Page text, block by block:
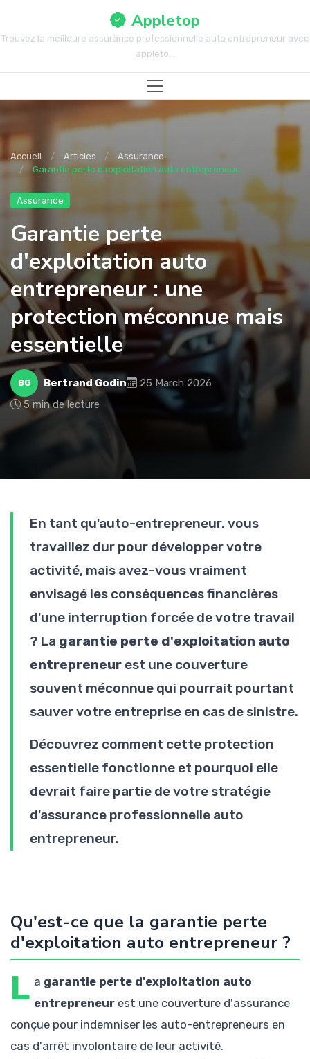
Appletop
Trouvez la meilleure assurance professionnelle auto entrepreneur avec
appleto...
Accueil Articles
Assurance
Garantie perte d'exploitation auto entrepreneur...
Assurance
Garantie perte
d'exploitation auto
entrepreneur : une
protection méconnue mais
essentielle
BG Bertrand Godin
25 March 2026
5 min de lecture
En tant qu'auto-entrepreneur, vous
travaillez dur pour développer votre
activité, mais avez-vous vraiment
envisagé les conséquences financières
d'une interruption forcée de votre travail
? La garantie perte d'exploitation auto
entrepreneur est une couverture
souvent méconnue qui pourrait pourtant
sauver votre entreprise en cas de sinistre.
Découvrez comment cette protection
essentielle fonctionne et pourquoi elle
devrait faire partie de votre stratégie
d'assurance professionnelle auto
entrepreneur.
Qu'est-ce que la garantie perte
d'exploitation auto entrepreneur ?
L a garantie perte d'exploitation auto
entrepreneur est une couverture d'assurance
conçue pour indemniser les auto-entrepreneurs en
cas d'arrêt involontaire de leur activité.